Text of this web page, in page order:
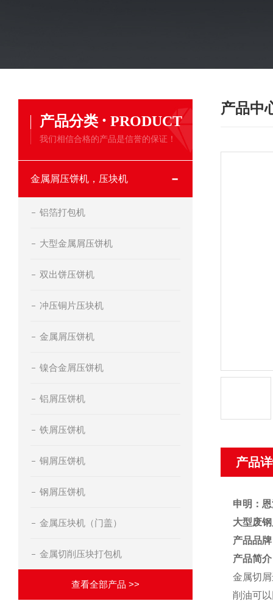
产品分类 · PRODUCT
我们相信合格的产品是信誉的保证！
金属屑压饼机，压块机
铝箔打包机
大型金属屑压饼机
双出饼压饼机
冲压铜片压块机
金属屑压饼机
镍合金屑压饼机
铝屑压饼机
铁屑压饼机
铜屑压饼机
钢屑压饼机
金属压块机（门盖）
金属切削压块打包机
查看全部产品 >>
产品中
产品
申明：
大型废
产品品
产品简
金属切
削油可